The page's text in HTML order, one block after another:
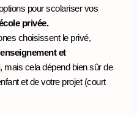
pour scolariser vos
privée.
choisissent le privé,
et
, mais cela dépend bien sûr de
et de votre projet (court